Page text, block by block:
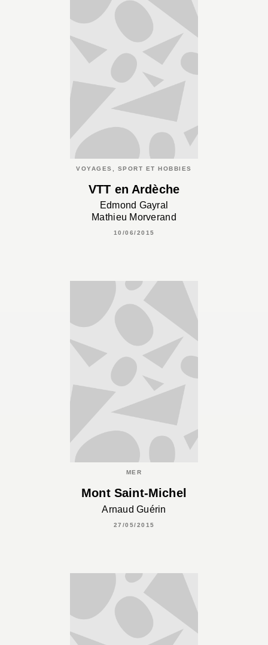
VOYAGES, SPORT ET HOBBIES
VTT en Ardèche
Edmond Gayral
Mathieu Morverand
10/06/2015
MER
Mont Saint-Michel
Arnaud Guérin
27/05/2015